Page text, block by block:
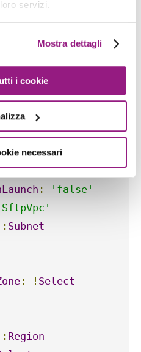
servizi.
Mostra dettagli
i cookie
necessari
: !Select
'SftpVpc.CidrBlock'
:
'false'
Subnet
: ! Select
Region